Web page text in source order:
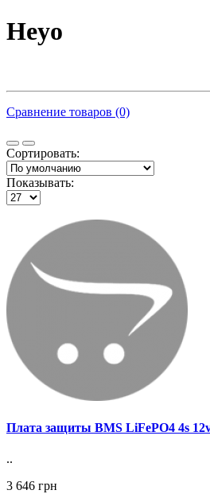
Heyo
Сравнение товаров (0)
Сортировать:
Показывать:
Плата защиты BMS LiFePO4 4s
..
3 646 грн